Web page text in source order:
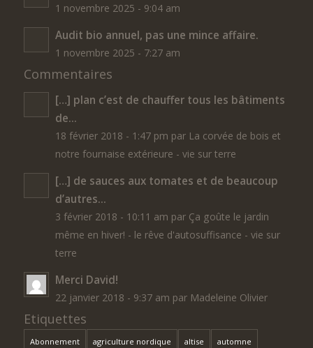
1 novembre 2025 - 9:04 am
Audit bio annuel, pas une mince affaire.
1 novembre 2025 - 7:27 am
Commentaires
[…] plan c’est de chauffer tous les bâtiments
de...
18 février 2018 - 1:47 pm par La corvée de bois et
notre fournaise extérieure - vie sur terre
[…] de sauces aux tomates et de beaucoup
d’autres...
3 février 2018 - 10:11 am par Ça goûte le jardin
même en hiver! - le rêve d'autosuffisance - vie sur
terre
Merci David!
22 janvier 2018 - 9:37 am par Madeleine Olivier
Etiquettes
Abonnement agriculture nordique altise automne